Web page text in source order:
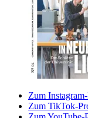
Zum
Zum TikTok-